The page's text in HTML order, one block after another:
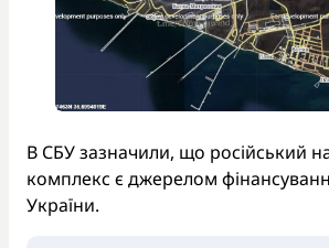
В СБУ зазначили, що російський
комплекс є джерелом
України.